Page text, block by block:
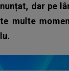
dar pe
multe